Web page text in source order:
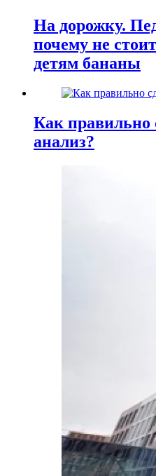
На дорожку.
почему не
детям бананы
Как правильно
анализ?